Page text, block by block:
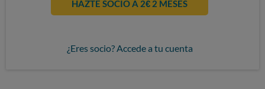
HAZTE SOCIO A 2€ 2 MESES
¿Eres socio? Accede a tu cuenta